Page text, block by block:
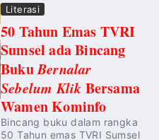
Literasi
50 Tahun Emas TVRI
Sumsel ada Bincang
BukuBernalar
Sebelum Klik Bersama
Wamen Kominfo
Bincang buku dalam rangka
50 Tahun emas TVRI Sumsel